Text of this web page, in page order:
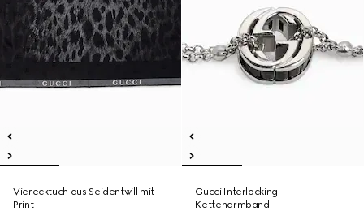
Vierecktuch aus Seidentwill mit
Print
Gucci Interlocking
Kettenarmband